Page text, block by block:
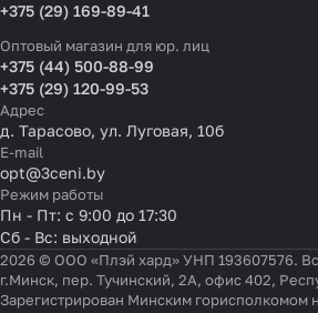
+375 (29) 169-89-41
Оптовый магазин для юр. лиц
+375 (44) 500-88-99
+375 (29) 120-99-53
Адрес
д. Тарасово, ул. Луговая, 10б
E-mail
opt@3ceni.by
Режим работы
Пн - Пт: с 9:00 до 17:30
Сб - Вс: выходной
2026 © ООО «Плэй хард» УНП 193607576.
г.Минск, пер. Тучинский, 2А, офис 402,
Зарегистрирован Минским горисполкомом